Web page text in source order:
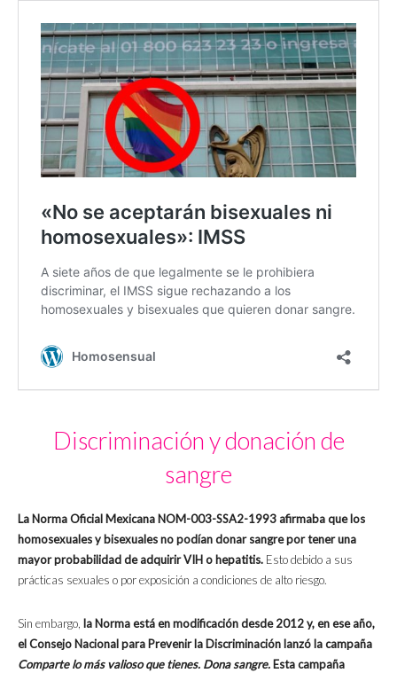
Discriminación y donación de
sangre
La Norma Oficial Mexicana NOM-003-SSA2-1993 afirmaba que los
homosexuales y bisexuales no podían donar sangre por tener una
mayor probabilidad de adquirir VIH o hepatitis. Esto debido a sus
prácticas sexuales o por exposición a condiciones de alto riesgo.
Sin embargo, la Norma está en modificación desde 2012 y, en ese año,
el Consejo Nacional para Prevenir la Discriminación lanzó la campaña
Comparte lo más valioso que tienes. Dona sangre. Esta campaña